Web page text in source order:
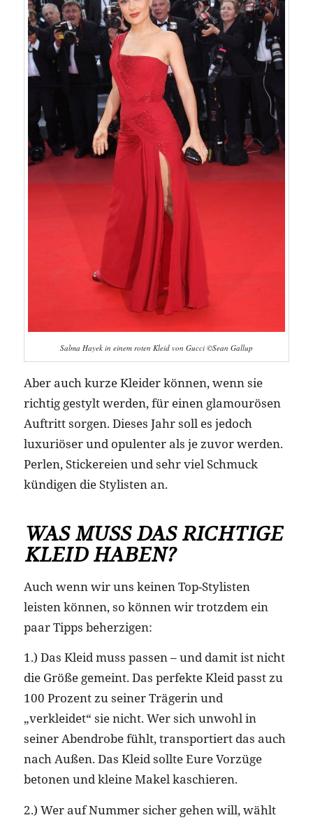
Salma Hayek in einem roten Kleid von Gucci ©Sean Gallup
Aber auch kurze Kleider können, wenn sie
richtig gestylt werden, für einen glamourösen
Auftritt sorgen. Dieses Jahr soll es jedoch
luxuriöser und opulenter als je zuvor werden.
Perlen, Stickereien und sehr viel Schmuck
kündigen die Stylisten an.
WAS MUSS DAS RICHTIGE
KLEID HABEN?
Auch wenn wir uns keinen Top-Stylisten
leisten können, so können wir trotzdem ein
paar Tipps beherzigen:
1.) Das Kleid muss passen – und damit ist nicht
die Größe gemeint. Das perfekte Kleid passt zu
100 Prozent zu seiner Trägerin und
„verkleidet“ sie nicht. Wer sich unwohl in
seiner Abendrobe fühlt, transportiert das auch
nach Außen. Das Kleid sollte Eure Vorzüge
betonen und kleine Makel kaschieren.
2.) Wer auf Nummer sicher gehen will, wählt